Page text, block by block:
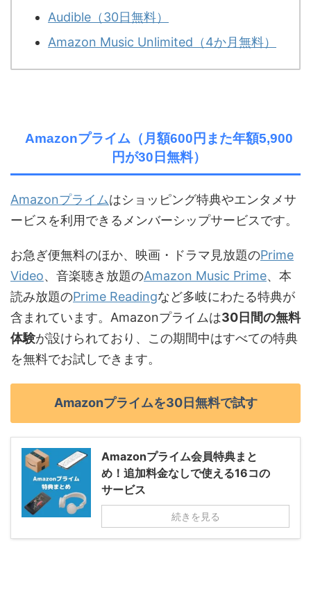
Audible（30日無料）
Amazon Music Unlimited（4か月無料）
Amazonプライム（月額600円また年額5,900
円が30日無料）
Amazonプライムはショッピング特典やエンタメサ
ービスを利用できるメンバーシップサービスです。
お急ぎ便無料のほか、映画・ドラマ見放題のPrime
Video、音楽聴き放題のAmazon Music Prime、本
読み放題のPrime Readingなど多岐にわたる特典が
含まれています。Amazonプライムは30日間の無料
体験が設けられており、この期間中はすべての特典
を無料でお試しできます。
Amazonプライムを30日無料で試す
Amazonプライム会員特典まと
め！追加料金なしで使える16コの
サービス
続きを見る